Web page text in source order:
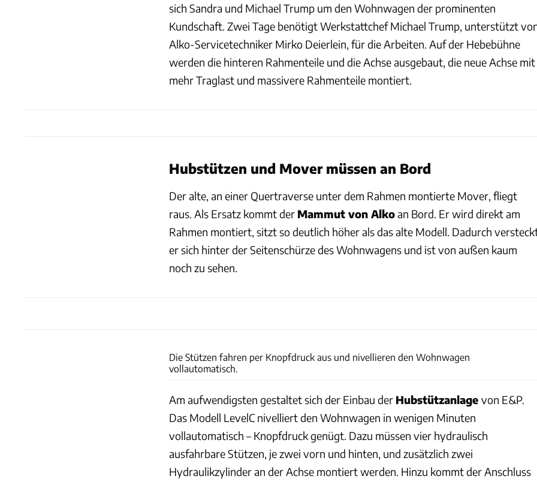
sich Sandra und Michael Trump um den Wohnwagen der prominenten
Kundschaft. Zwei Tage benötigt Werkstattchef Michael Trump, unterstützt
Alko-Servicetechniker Mirko Deierlein, für die Arbeiten. Auf der Hebebühne
werden die hinteren Rahmenteile und die Achse ausgebaut, die neue Achse mit
mehr Traglast und massivere Rahmenteile montiert.
Hubstützen und Mover müssen an Bord
Der alte, an einer Quertraverse unter dem Rahmen montierte Mover, fliegt
raus. Als Ersatz kommt der Mammut von Alkoan Bord. Er wird direkt am
Rahmen montiert, sitzt so deutlich höher als das alte Modell. Dadurch
er sich hinter der Seitenschürze des Wohnwagens und ist von außen kaum
noch zu sehen.
Die Stützen fahren per Knopfdruck aus und nivellieren den Wohnwagen
vollautomatisch.
Am aufwendigsten gestaltet sich der Einbau der Hubstützanlage von E&P.
Das Modell LevelC nivelliert den Wohnwagen in wenigen Minuten
vollautomatisch – Knopfdruck genügt. Dazu müssen vier hydraulisch
ausfahrbare Stützen, je zwei vorn und hinten, und zusätzlich zwei
Hydraulikzylinder an der Achse montiert werden. Hinzu kommt der Anschluss